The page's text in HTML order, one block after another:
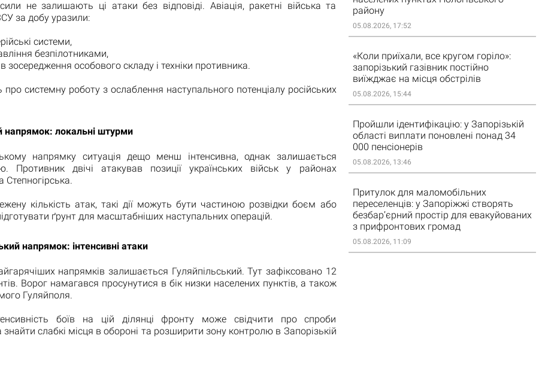
сили не залишають ці атаки без відповіді. Авіація, ракетні війська та
за добу уразили:
системи,
безпілотниками,
зосередження особового складу і техніки противника.
про системну роботу з ослаблення наступального потенціалу російських
напрямок: локальні штурми
напрямку ситуація дещо менш інтенсивна, однак залишається
Противник двічі атакував позиції українських військ у районах
Степногірська.
кількість атак, такі дії можуть бути частиною розвідки боєм або
ґрунт для масштабніших наступальних операцій.
напрямок: інтенсивні атаки
напрямків залишається Гуляйпільський. Тут зафіксовано 12
Ворог намагався просунутися в бік низки населених пунктів, а також
Гуляйполя.
боїв на цій ділянці фронту може свідчити про спроби
знайти слабкі місця в обороні та розширити зону контролю в Запорізькій
району
05.08.2026, 17:52
«Коли приїхали, все кругом горіло»:
запорізький газівник постійно
виїжджає на місця обстрілів
05.08.2026, 15:44
Пройшли ідентифікацію: у Запорізькій
області виплати поновлені понад 34
000 пенсіонерів
05.08.2026, 13:46
Притулок для маломобільних
переселенців: у Запоріжжі створять
безбар’єрний простір для евакуйованих
з прифронтових громад
05.08.2026, 11:09